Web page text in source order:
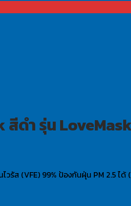
ดำ รุ่น
ส (VFE) 99% ป้องกันฝุ่น PM 2.5 ได้